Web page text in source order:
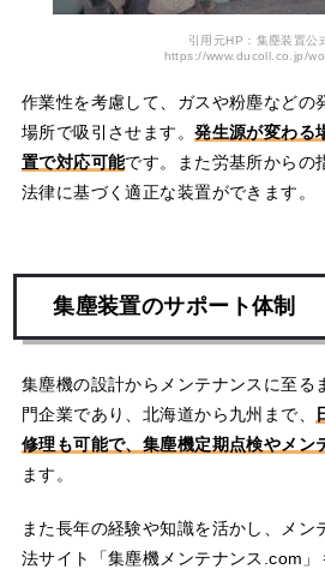
引用元HP：集塵装置公
https://www.ducoll.co.jp/
作業性を考慮して、ガスや粉塵などの
場所で吸引させます。発生源が変わる
置で対応可能です。また労基所からの
法律に基づく適正な装置ができます。
集塵装置のサポート体制
集塵機の設計からメンテナンスに至る
門企業であり、北海道から九州まで、
修理も可能で、集塵機定期点検やメン
ます。
また長年の経験や知識を活かし、メン
法サイト「集塵機メンテナンス.com」